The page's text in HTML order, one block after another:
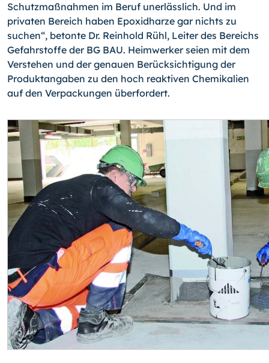
Schutzmaßnahmen im Beruf unerlässlich. Und im
privaten Bereich haben Epoxidharze gar nichts zu
suchen“, betonte Dr. Rein­hold Rühl, Leiter des Bereichs
Gefahrstoffe der BG BAU. Heimwerker seien mit dem
Verstehen und der genauen Berücksichtigung der
Produktangaben zu den hoch reak­tiven Chemikalien
auf den Verpackungen überfordert.